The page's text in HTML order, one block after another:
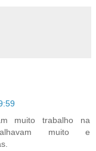
muito trabalho na
muito e